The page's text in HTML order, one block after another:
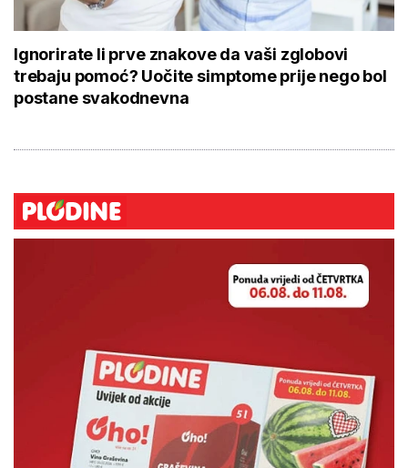
Ignorirate li prve znakove da vaši zglobovi
trebaju pomoć? Uočite simptome prije nego bol
postane svakodnevna